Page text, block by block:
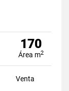
170
Área m2
Venta